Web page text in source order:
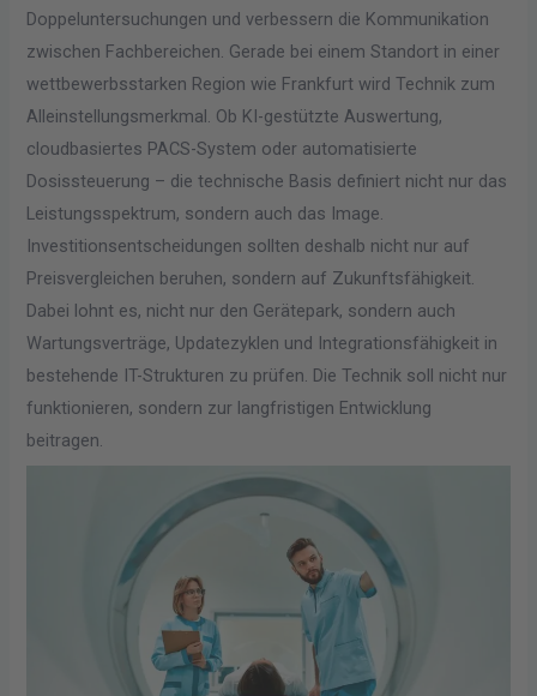
Doppeluntersuchungen und verbessern die Kommunikation
zwischen Fachbereichen. Gerade bei einem Standort in einer
wettbewerbsstarken Region wie Frankfurt wird Technik zum
Alleinstellungsmerkmal. Ob KI-gestützte Auswertung,
cloudbasiertes PACS-System oder automatisierte
Dosissteuerung – die technische Basis definiert nicht nur das
Leistungsspektrum, sondern auch das Image.
Investitionsentscheidungen sollten deshalb nicht nur auf
Preisvergleichen beruhen, sondern auf Zukunftsfähigkeit.
Dabei lohnt es, nicht nur den Gerätepark, sondern auch
Wartungsverträge, Updatezyklen und Integrationsfähigkeit in
bestehende IT-Strukturen zu prüfen. Die Technik soll nicht nur
funktionieren, sondern zur langfristigen Entwicklung
beitragen.